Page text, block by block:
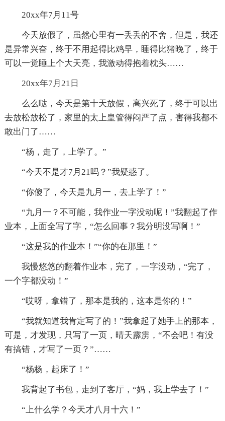
20xx年7月11号
今天放假了，虽然心里有一丢丢的不舍，但是，我还
是异常兴奋，终于不用起得比鸡早，睡得比猪晚了，终于
可以一觉睡上个大天亮，我激动得抱着枕头……
20xx年7月21日
么么哒，今天是第十天放假，高兴死了，终于可以出
去放松放松了，家里的太上皇管得闷严了点，害得我都不
敢出门了……
“杨，走了，上学了。”
“今天不是才7月21吗？”我疑惑了。
“你傻了，今天是九月一，去上学了！”
“九月一？不可能，我作业一字没动呢！”我翻起了作
业本，上面全写了字，“怎么回事？我分明没写啊！”
“这是我的作业本！”“你的在那里！”
我慢悠悠的翻着作业本，完了，一字没动，“完了，
一个字都没动！”
“哎呀，拿错了，那本是我的，这本是你的！”
“我就知道我肯定写了的！”我拿起了她手上的那本，
可是，才发现，只写了一页，晴天霹雳，“不会吧！有没
有搞错，才写了一页？”……
“杨杨，起床了！”
我背起了书包，走到了客厅，“妈，我上学去了！”
“上什么学？今天才八月十六！”